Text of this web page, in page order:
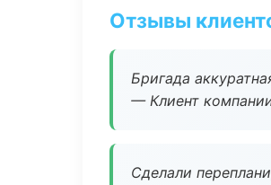
Отзывы
Бригада
— Клиент
Сделали